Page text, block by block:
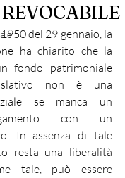
del 29 gennaio, la
ha chiarito che la
fondo patrimoniale
non è una
se manca un
con un
In assenza di tale
resta una liberalità
tale, può essere